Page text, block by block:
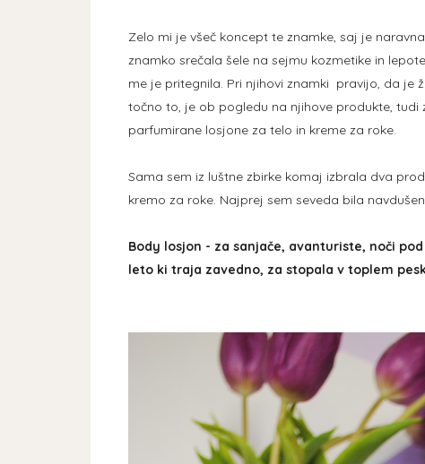
Zelo mi je všeč koncept te znamke, saj je
znamko srečala šele na sejmu kozmetike in
me je pritegnila. Pri njihovi znamki pravijo, da je
točno to, je ob pogledu na njihove produkte, tudi
parfumirane losjone za telo in kreme za roke.
Sama sem iz luštne zbirke komaj izbrala dva
kremo za roke. Najprej sem seveda bila
Body losjon - za sanjače, avanturiste, noči
leto ki traja zavedno, za stopala v toplem